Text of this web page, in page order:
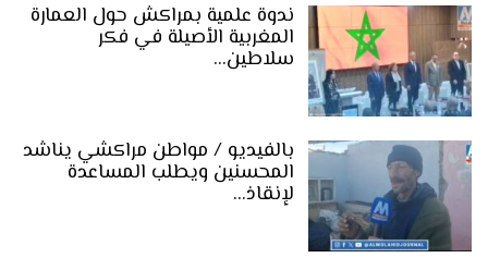
ندوة علمية بمراكش حول العمارة
المغربية الأصيلة في فكر
سلاطين…
بالفيديو / مواطن مراكشي يناشد
المحسنين ويطلب المساعدة
لإنقاذ…